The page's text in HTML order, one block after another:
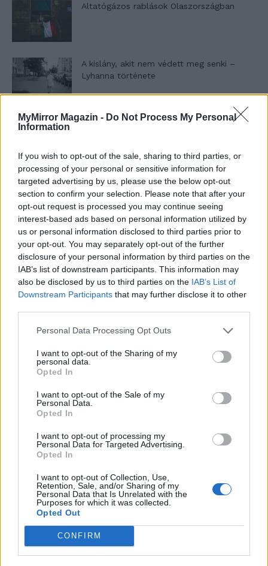
MyMirror Magazin - Do Not Process My Personal
Information
If you wish to opt-out of the sale, sharing to third parties, or
processing of your personal or sensitive information for
targeted advertising by us, please use the below opt-out
section to confirm your selection. Please note that after your
opt-out request is processed you may continue seeing
interest-based ads based on personal information utilized by
us or personal information disclosed to third parties prior to
your opt-out. You may separately opt-out of the further
disclosure of your personal information by third parties on the
IAB’s list of downstream participants. This information may
also be disclosed by us to third parties on the IAB’s List of
Downstream Participants that may further disclose it to other
Personal Data Processing Opt Outs
I want to opt-out of the Sharing of my
personal data.
Opted In
I want to opt-out of the Sale of my
Personal Data.
Opted In
I want to opt-out of processing my
Personal Data for Targeted Advertising.
Opted In
I want to opt-out of Collection, Use,
Retention, Sale, and/or Sharing of my
Personal Data that Is Unrelated with the
Purposes for which it was collected.
Opted Out
CONFIRM
Altatógázos rablások Olaszországban
A kislány, akit nem védett meg senki –
Lyhanna története
T. Barnett: Gyilkosság a Garda-tónál 12.
T. szereti a fiatal lányokat 13. rész
Minka 10. rész
Minka 9. rész
Máltai kaland 7.
10 tanács, ha jobban akarod érezni magad
nyílik – Villa...
A családok, akik soha nem hagyták abba
várakozást – Ha egy...